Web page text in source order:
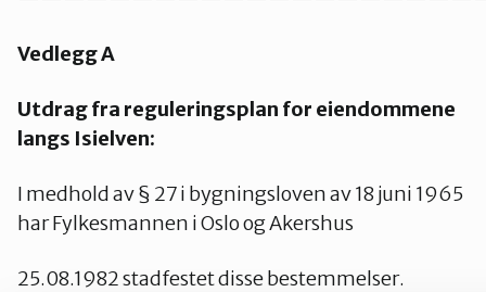
Vedlegg A
Utdrag fra reguleringsplan for eiendommene
langs Isielven:
I medhold av § 27 i bygningsloven av 18 juni 1965
har Fylkesmannen i Oslo og Akershus
25.08.1982 stadfestet disse bestemmelser.